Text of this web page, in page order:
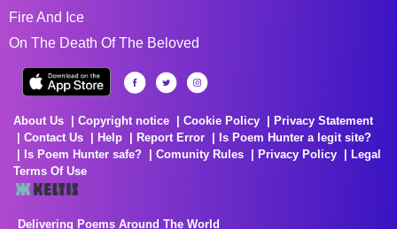
Fire And Ice
On The Death Of The Beloved
About Us Copyright notice Cookie Policy
Privacy Statement
Contact Us
Help Report Error
Is Poem Hunter a legit site?
Is Poem Hunter safe?
Comunity Rules Privacy Policy
Legal
Terms Of Use
Delivering Poems Around The World